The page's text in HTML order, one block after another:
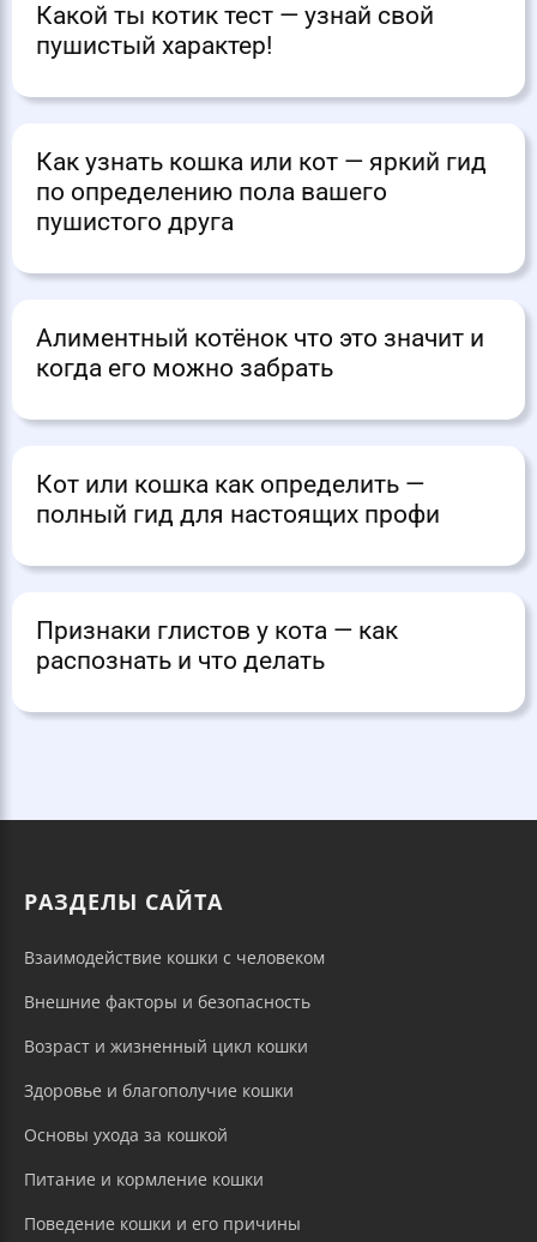
Какой ты котик тест — узнай свой
пушистый характер!
Как узнать кошка или кот — яркий гид
по определению пола вашего
пушистого друга
Алиментный котёнок что это значит и
когда его можно забрать
Кот или кошка как определить —
полный гид для настоящих профи
Признаки глистов у кота — как
распознать и что делать
РАЗДЕЛЫ САЙТА
Взаимодействие кошки с человеком
Внешние факторы и безопасность
Возраст и жизненный цикл кошки
Здоровье и благополучие кошки
Основы ухода за кошкой
Питание и кормление кошки
Поведение кошки и его причины